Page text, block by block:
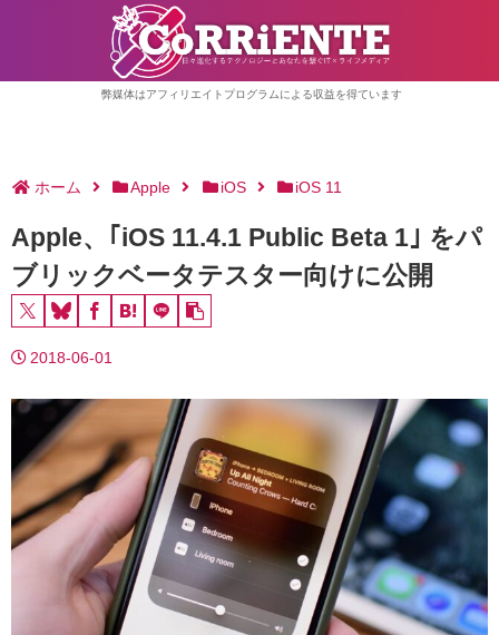
弊媒体はアフィリエイトプログラムによる収益を得ています
ホーム Apple iOS iOS 11
Apple、｢iOS 11.4.1 Public Beta 1｣ をパ
ブリックベータテスター向けに公開
2018-06-01